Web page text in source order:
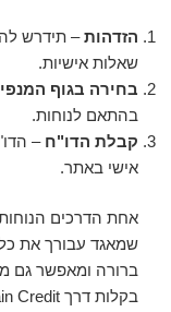
הזדהות– תידרש
שאלות אישיות.
בחירה בגוף
בהתאם לנוחות.
קבלת הדו"ח –
אישי באתר.
אחת הדרכים
שמאגד עבורך את
ברורה ומאפשר גם